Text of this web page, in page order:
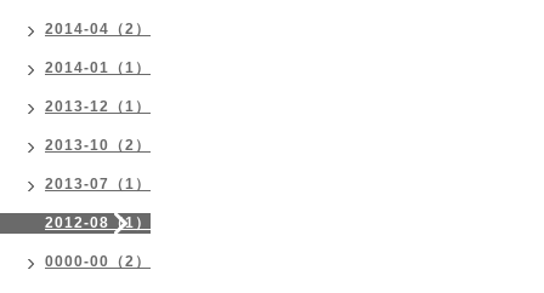
2014-04（2）
2014-01（1）
2013-12（1）
2013-10（2）
2013-07（1）
2012-08（1）
0000-00（2）